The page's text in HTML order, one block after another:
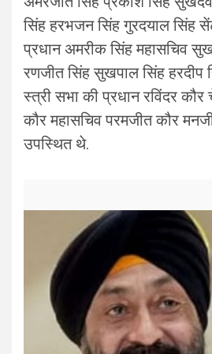
सिंह हरभजन सिंह गुरदयाल सिंह
प्रधान अमरीक सिंह महासचिव
रणजीत सिंह सुखपाल सिंह हरदीप
स्त्री सभा की प्रधान रविंदर
कौर महासचिव परमजीत कौर
उपस्थित थे.